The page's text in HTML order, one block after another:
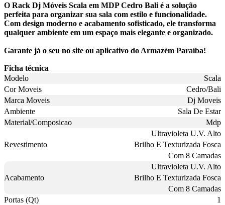
O Rack Dj Móveis Scala em MDP Cedro Bali é a solução
perfeita para organizar sua sala com estilo e funcionalidade.
Com design moderno e acabamento sofisticado, ele transforma
qualquer ambiente em um espaço mais elegante e organizado.
Garante já o seu no site ou aplicativo do Armazém Paraíba!
Ficha técnica
Modelo
Scala
Cor Moveis
Cedro/Bali
Marca Moveis
Dj Moveis
Ambiente
Sala De Estar
Material/Composicao
Mdp
Revestimento
Ultravioleta U.V. Alto
Brilho E Texturizada Fosca
Com 8 Camadas
Acabamento
Ultravioleta U.V. Alto
Brilho E Texturizada Fosca
Com 8 Camadas
Portas (Qt)
1